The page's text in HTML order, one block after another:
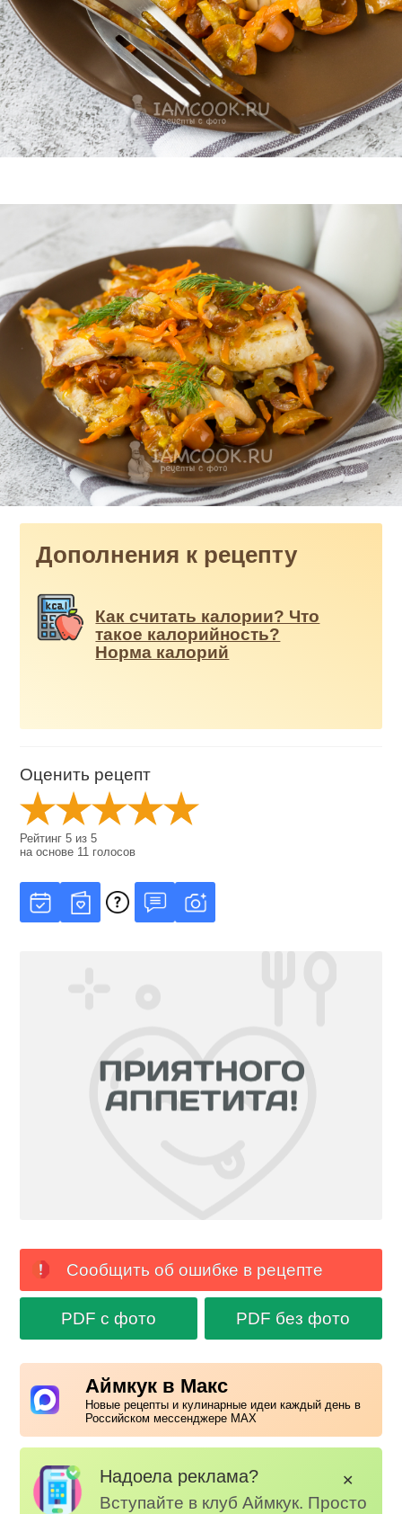
Дополнения к рецепту
Как считать калории? Что
такое калорийность?
Норма калорий
Оценить рецепт
Рейтинг5 из5
на основе 11 голосов
Сообщить об ошибке в рецепте
PDF с фото PDF без фото
Аймкук в Макс
Новые рецепты и кулинарные идеи каждый день в
Российском мессенджере MAX
Надоела реклама?
Вступайте в клуб Аймкук. Просто
✕